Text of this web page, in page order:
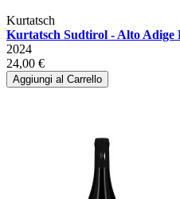
Kurtatsch
Kurtatsch Sudtirol - Alto
2024
24,00 €
Aggiungi al Carrello